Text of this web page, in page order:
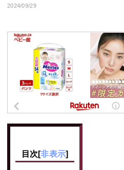
2024/09/29
目次[非表示]